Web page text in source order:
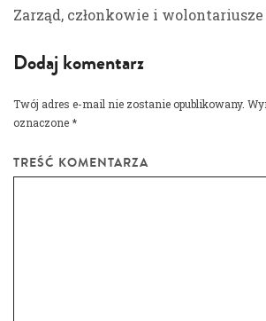
Zarząd, członkowie i wolontariusze
Dodaj komentarz
Twój adres e-mail nie zostanie opublikowany.
oznaczone *
TREŚĆ KOMENTARZA